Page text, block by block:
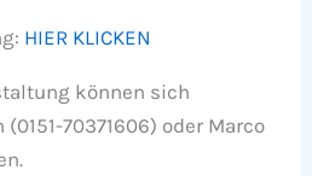
HIER KLICKEN
können sich
70371606) oder Marco